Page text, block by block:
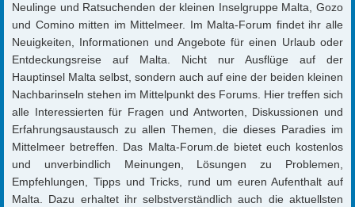
Neulinge und Ratsuchenden der kleinen Inselgruppe Malta, Gozo
und Comino mitten im Mittelmeer. Im Malta-Forum findet ihr alle
Neuigkeiten, Informationen und Angebote für einen Urlaub oder
Entdeckungsreise auf Malta. Nicht nur Ausflüge auf der
Hauptinsel Malta selbst, sondern auch auf eine der beiden kleinen
Nachbarinseln stehen im Mittelpunkt des Forums. Hier treffen sich
alle Interessierten für Fragen und Antworten, Diskussionen und
Erfahrungsaustausch zu allen Themen, die dieses Paradies im
Mittelmeer betreffen. Das Malta-Forum.de bietet euch kostenlos
und unverbindlich Meinungen, Lösungen zu Problemen,
Empfehlungen, Tipps und Tricks, rund um euren Aufenthalt auf
Malta. Dazu erhaltet ihr selbstverständlich auch die aktuellsten